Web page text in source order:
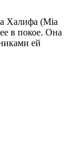
Халифа (Mia
в покое. Она
ей